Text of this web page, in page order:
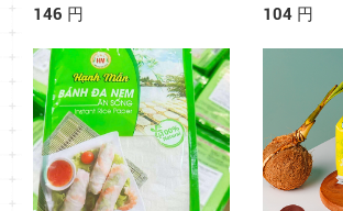
146 円
104 円